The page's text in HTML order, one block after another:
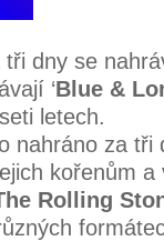
dny se
‘Blue &
letech.
nahráno za
kořenům a
Rolling